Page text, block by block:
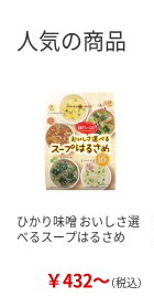
人気の商品
ひかり味噌 おいしさ選
べるスープはるさめ
￥432～（税込）